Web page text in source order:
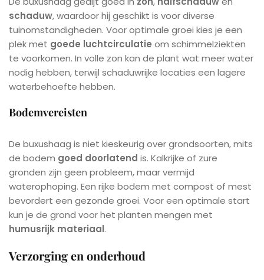
schaduw, waardoor hij geschikt is voor diverse
tuinomstandigheden. Voor optimale groei kies je een
plek met goede luchtcirculatie om schimmelziekten
te voorkomen. In volle zon kan de plant wat meer water
nodig hebben, terwijl schaduwrijke locaties een lagere
waterbehoefte hebben.
Bodemvereisten
De buxushaag is niet kieskeurig over grondsoorten, mits
de bodem goed doorlatend is. Kalkrijke of zure
gronden zijn geen probleem, maar vermijd
waterophoping. Een rijke bodem met compost of mest
bevordert een gezonde groei. Voor een optimale start
kun je de grond voor het planten mengen met
humusrijk materiaal.
Verzorging en onderhoud